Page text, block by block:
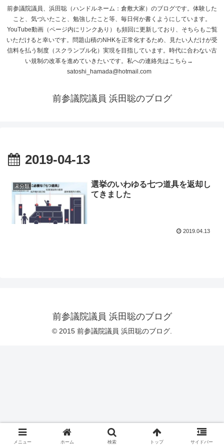
前参議院議員、浜田聡（ハンドルネーム：倉敷大家）のブログです。体験した
こと、気づいたこと、勉強したこと等、毎日何か書くようにしています。
YouTube動画（ページ内にリンクあり）も頻回に更新しており、そちらもご覧
いただけると幸いです。問題山積のNHKを正常化するため、見たい人だけが受
信料を払う制度（スクランブル化）実現を目指しています。時代に合わない古
い規制の改革を進めていきたいです。私への連絡先はこちら→
satoshi_hamada@hotmail.com
前参議院議員 浜田聡のブログ
2019-04-13
未分類
選挙のいわゆる七つ道具を返却し
てきました
2019.04.13
前参議院議員 浜田聡のブログ
© 2015 前参議院議員 浜田聡のブログ.
メニュー ホーム 検索 トップ サイドバー